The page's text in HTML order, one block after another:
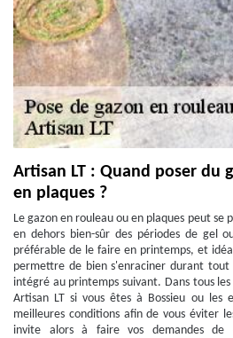
Artisan LT : Quand poser du
en plaques ?
Le gazon en rouleau ou en plaques peut
en dehors bien-sûr des périodes de gel
préférable de le faire en printemps, et
permettre de bien s'enraciner durant
intégré au printemps suivant. Dans tous
Artisan LT si vous êtes à Bossieu ou les
meilleures conditions afin de vous éviter
invite alors à faire vos demandes de